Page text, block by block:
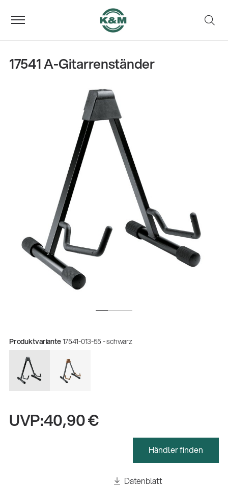
Fachkraft für Metalltechnik Ausbildung
(E-Paper)
17541 A-Gitarrenständer
Produktvariante17541-013-55 - schwarz
UVP:40,90 €
Händler finden
Datenblatt